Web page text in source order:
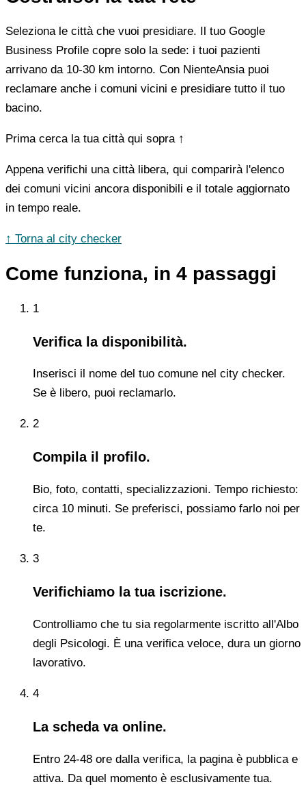
Seleziona le città che vuoi presidiare. Il tuo Google
Business Profile copre solo la sede: i tuoi pazienti
arrivano da 10-30 km intorno. Con NienteAnsia puoi
reclamare anche i comuni vicini e presidiare tutto il tuo
bacino.
Prima cerca la tua città qui sopra ↑
Appena verifichi una città libera, qui comparirà l'elenco
dei comuni vicini ancora disponibili e il totale aggiornato
in tempo reale.
↑ Torna al city checker
Come funziona, in 4 passaggi
1
Verifica la disponibilità.
Inserisci il nome del tuo comune nel city checker.
Se è libero, puoi reclamarlo.
2
Compila il profilo.
Bio, foto, contatti, specializzazioni. Tempo richiesto:
circa 10 minuti. Se preferisci, possiamo farlo noi per
te.
3
Verifichiamo la tua iscrizione.
Controlliamo che tu sia regolarmente iscritto all'Albo
degli Psicologi. È una verifica veloce, dura un giorno
lavorativo.
4
La scheda va online.
Entro 24-48 ore dalla verifica, la pagina è pubblica e
attiva. Da quel momento è esclusivamente tua.